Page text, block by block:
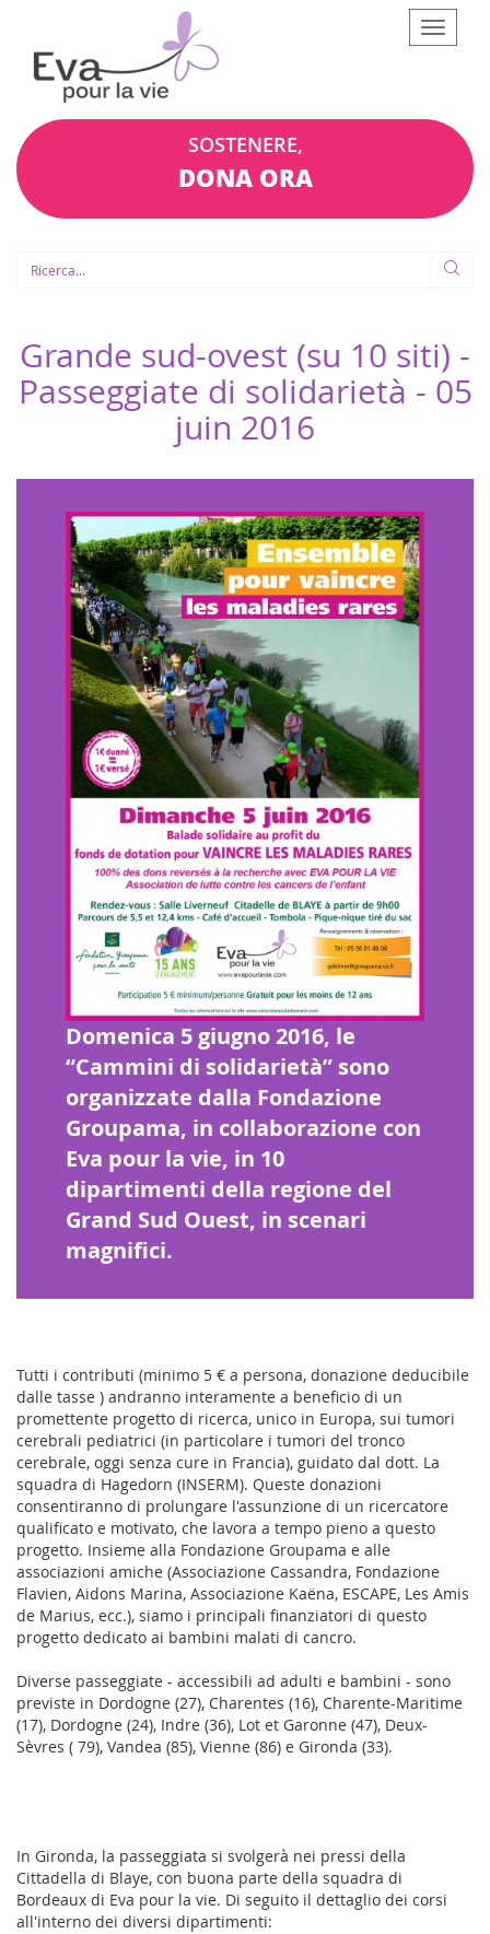
Afficher
le
SOSTENERE,
DONA ORA
Grande sud-ovest (su 10 siti) -
Passeggiate di solidarietà - 05
juin 2016
Domenica 5 giugno 2016, le
“Cammini di solidarietà” sono
organizzate dalla Fondazione
Groupama, in collaborazione con
Eva pour la vie, in 10
dipartimenti della regione del
Grand Sud Ouest, in scenari
magnifici.
Tutti i contributi (minimo 5 € a persona, donazione deducibile
dalle tasse ) andranno interamente a beneficio di un
promettente progetto di ricerca, unico in Europa, sui tumori
cerebrali pediatrici (in particolare i tumori del tronco
cerebrale, oggi senza cure in Francia), guidato dal dott. La
squadra di Hagedorn (INSERM). Queste donazioni
consentiranno di prolungare l'assunzione di un ricercatore
qualificato e motivato, che lavora a tempo pieno a questo
progetto. Insieme alla Fondazione Groupama e alle
associazioni amiche (Associazione Cassandra, Fondazione
Flavien, Aidons Marina, Associazione Kaëna, ESCAPE, Les Amis
de Marius, ecc.), siamo i principali finanziatori di questo
progetto dedicato ai bambini malati di cancro.
Diverse passeggiate - accessibili ad adulti e bambini - sono
previste in Dordogne (27), Charentes (16), Charente-Maritime
(17), Dordogne (24), Indre (36), Lot et Garonne (47), Deux-
Sèvres ( 79), Vandea (85), Vienne (86) e Gironda (33).
In Gironda, la passeggiata si svolgerà nei pressi della
Cittadella di Blaye, con buona parte della squadra di
Bordeaux di Eva pour la vie. Di seguito il dettaglio dei corsi
all'interno dei diversi dipartimenti: